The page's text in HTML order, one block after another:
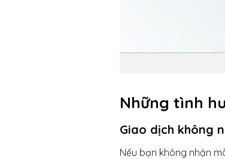
Những tình
Giao dịch không
Nếu bạn không nhận